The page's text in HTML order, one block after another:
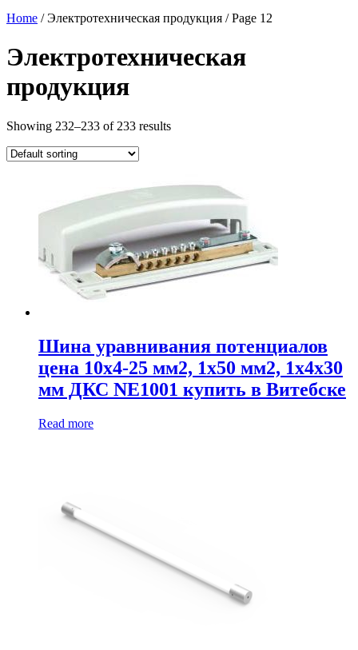
Home / Электротехническая продукция / Page 12
Электротехническая
продукция
Showing 232–233 of 233 results
Шина уравнивания потенциалов
цена 10х4-25 мм2, 1х50 мм2, 1х4х30
мм ДКС NE1001 купить в Витебске
Read more